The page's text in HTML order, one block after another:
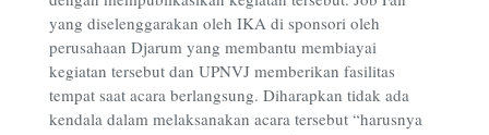
yang diselenggarakan oleh IKA di sponsori oleh
perusahaan Djarum yang membantu membiayai
kegiatan tersebut dan UPNVJ memberikan fasilitas
tempat saat acara berlangsung. Diharapkan tidak ada
kendala dalam melaksanakan acara tersebut “harusnya